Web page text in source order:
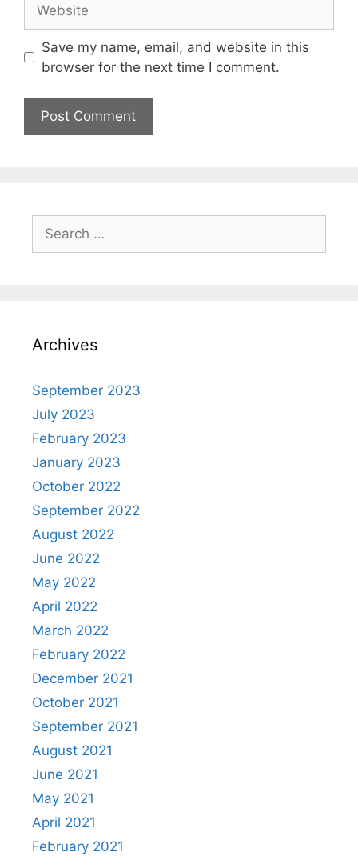
Save my name, email, and website in this
browser for the next time I comment.
Archives
September 2023
July 2023
February 2023
January 2023
October 2022
September 2022
August 2022
June 2022
May 2022
April 2022
March 2022
February 2022
December 2021
October 2021
September 2021
August 2021
June 2021
May 2021
April 2021
February 2021